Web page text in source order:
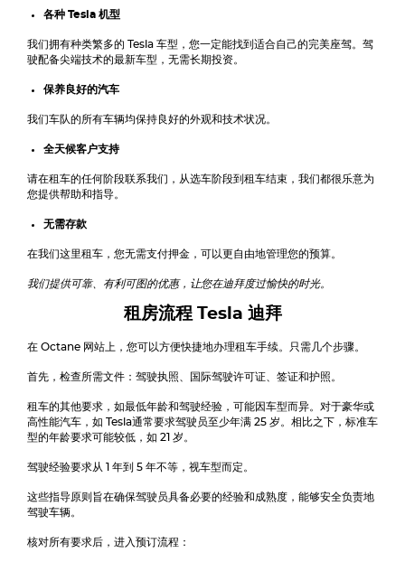
各种 Tesla 机型
我们拥有种类繁多的 Tesla 车型，您一定能找到适合自己的完美座驾。驾
驶配备尖端技术的最新车型，无需长期投资。
保养良好的汽车
我们车队的所有车辆均保持良好的外观和技术状况。
全天候客户支持
请在租车的任何阶段联系我们，从选车阶段到租车结束，我们都很乐意为
您提供帮助和指导。
无需存款
在我们这里租车，您无需支付押金，可以更自由地管理您的预算。
我们提供可靠、有利可图的优惠，让您在迪拜度过愉快的时光。
租房流程 Tesla 迪拜
在 Octane 网站上，您可以方便快捷地办理租车手续。只需几个步骤。
首先，检查所需文件：驾驶执照、国际驾驶许可证、签证和护照。
租车的其他要求，如最低年龄和驾驶经验，可能因车型而异。对于豪华或
高性能汽车，如 Tesla通常要求驾驶员至少年满 25 岁。相比之下，标准车
型的年龄要求可能较低，如 21 岁。
驾驶经验要求从 1 年到 5 年不等，视车型而定。
这些指导原则旨在确保驾驶员具备必要的经验和成熟度，能够安全负责地
驾驶车辆。
核对所有要求后，进入预订流程：